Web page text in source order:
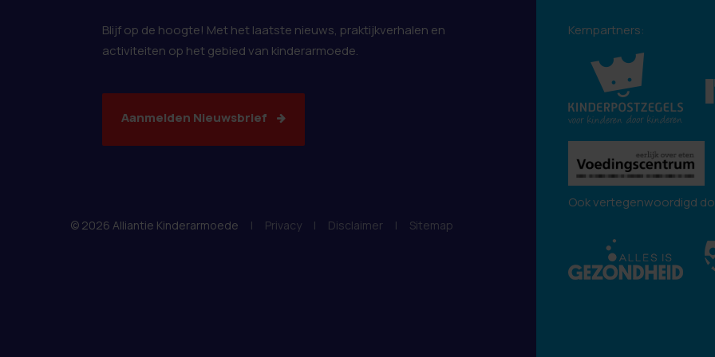
Blijf op de hoogte! Met het laatste nieuws, praktijkverhalen en
activiteiten op het gebied van kinderarmoede.
Aanmelden Nieuwsbrief
© 2026 Alliantie Kinderarmoede | Privacy | Disclaimer | Sitemap
Kernpartners:
Ook vertegenwoordigd